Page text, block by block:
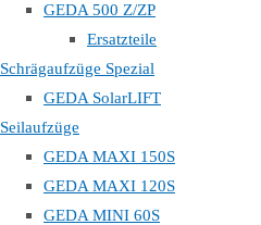
GEDA 500 Z/ZP
Ersatzteile
Schrägaufzüge Spezial
GEDA SolarLIFT
Seilaufzüge
GEDA MAXI 150S
GEDA MAXI 120S
GEDA MINI 60S